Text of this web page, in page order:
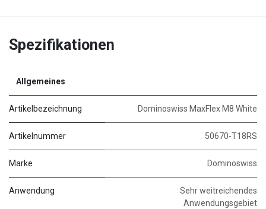
Spezifikationen
Allgemeines
Artikelbezeichnung Dominoswiss MaxFlex M8 White
Artikelnummer 50670-T18RS
Marke Dominoswiss
Anwendung
Sehr weitreichendes
Anwendungsgebiet